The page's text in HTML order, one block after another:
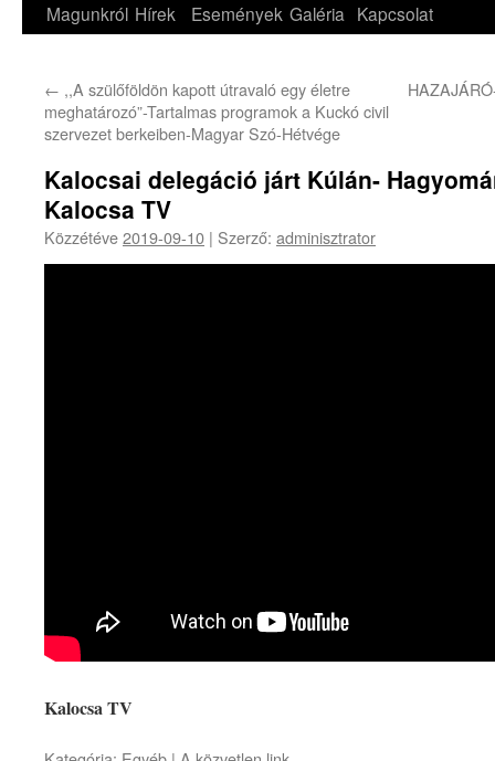
Magunkról Hírek Események Galéria Kapcsolat
← ,,A szülőföldön kapott útravaló egy életre
meghatározó”-Tartalmas programok a Kuckó civil
szervezet berkeiben-Magyar Szó-Hétvége
Kalocsai delegáció járt Kúlán-
Kalocsa TV
Közzétéve2019-09-10 | Szerző: adminisztrator
Kalocsa TV